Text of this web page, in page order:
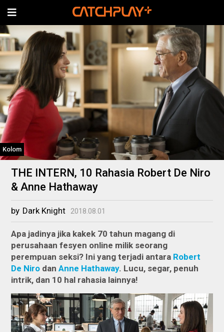
Kolom
THE INTERN, 10 Rahasia Robert De Niro
& Anne Hathaway
by Dark Knight 2018.08.01
Apa jadinya jika kakek 70 tahun magang di
perusahaan fesyen online milik seorang
perempuan seksi? Ini yang terjadi antara Robert
De Niro danAnne Hathaway. Lucu, segar, penuh
intrik, dan 10 hal rahasia lainnya!